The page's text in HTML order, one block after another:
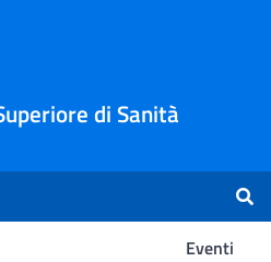
di Sanità
Eventi